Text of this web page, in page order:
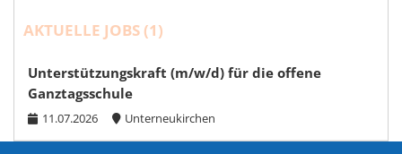
AKTUELLE JOBS (1)
Unterstützungskraft (m/w/d) für die offene
Ganztagsschule
11.07.2026 Unterneukirchen